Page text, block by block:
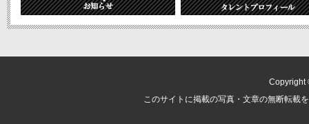
Copyright
このサイトに掲載の写真・文章の無断転載